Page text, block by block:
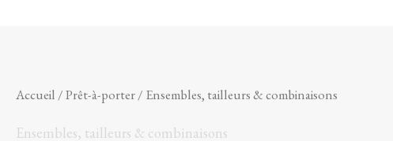
Accueil /Prêt-à-porter/ Ensembles, tailleurs & combinaisons
Ensembles, tailleurs & combinaisons